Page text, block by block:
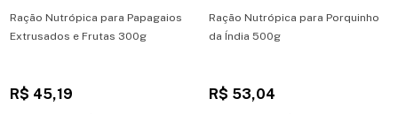
Ração Nutrópica para Papagaios
Extrusados e Frutas 300g
R$ 45,19
Ração Nutrópica para Porquinho
da Índia 500g
R$ 53,04